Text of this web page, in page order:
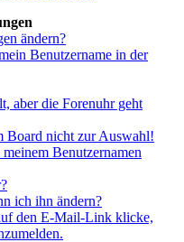
ändern?
Benutzername in der
aber die Forenuhr geht
Board nicht zur Auswahl!
Benutzernamen
ich ihn ändern?
den E-Mail-Link klicke,